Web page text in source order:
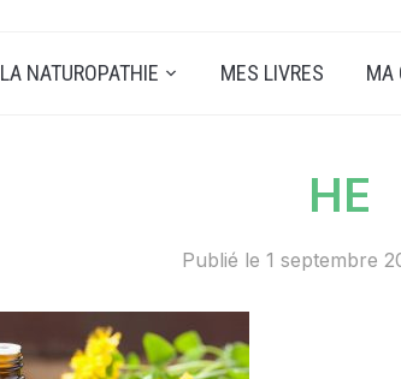
LA NATUROPATHIE MES LIVRES MA
HE
Publié le 1 septembre